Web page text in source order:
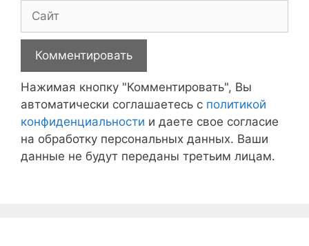
Сайт
Нажимая кнопку "Комментировать", Вы
автоматически соглашаетесь с политикой
конфиденциальности и даете свое согласие
на обработку персональных данных. Ваши
данные не будут переданы третьим лицам.